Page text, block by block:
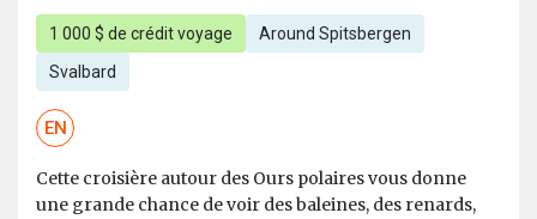
1 000 $ de crédit voyage Around Spitsbergen
Svalbard
EN
Cette croisière autour des Ours polaires vous donne
une grande chance de voir des baleines, des renards,